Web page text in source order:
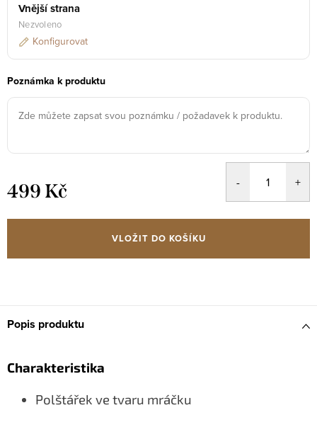
Vnější strana
Nezvoleno
Konfigurovat
Poznámka k produktu
499 Kč
cena:
VLOŽIT DO KOŠÍKU
Popis produktu
Charakteristika
Polštářek ve tvaru mráčku